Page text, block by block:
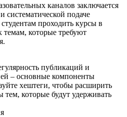
каналов заключается
систематической подаче
проходить курсы в
темам, которые требуют
публикаций и
– основные компоненты
хештеги, чтобы расширить
тем, которые будут удерживать